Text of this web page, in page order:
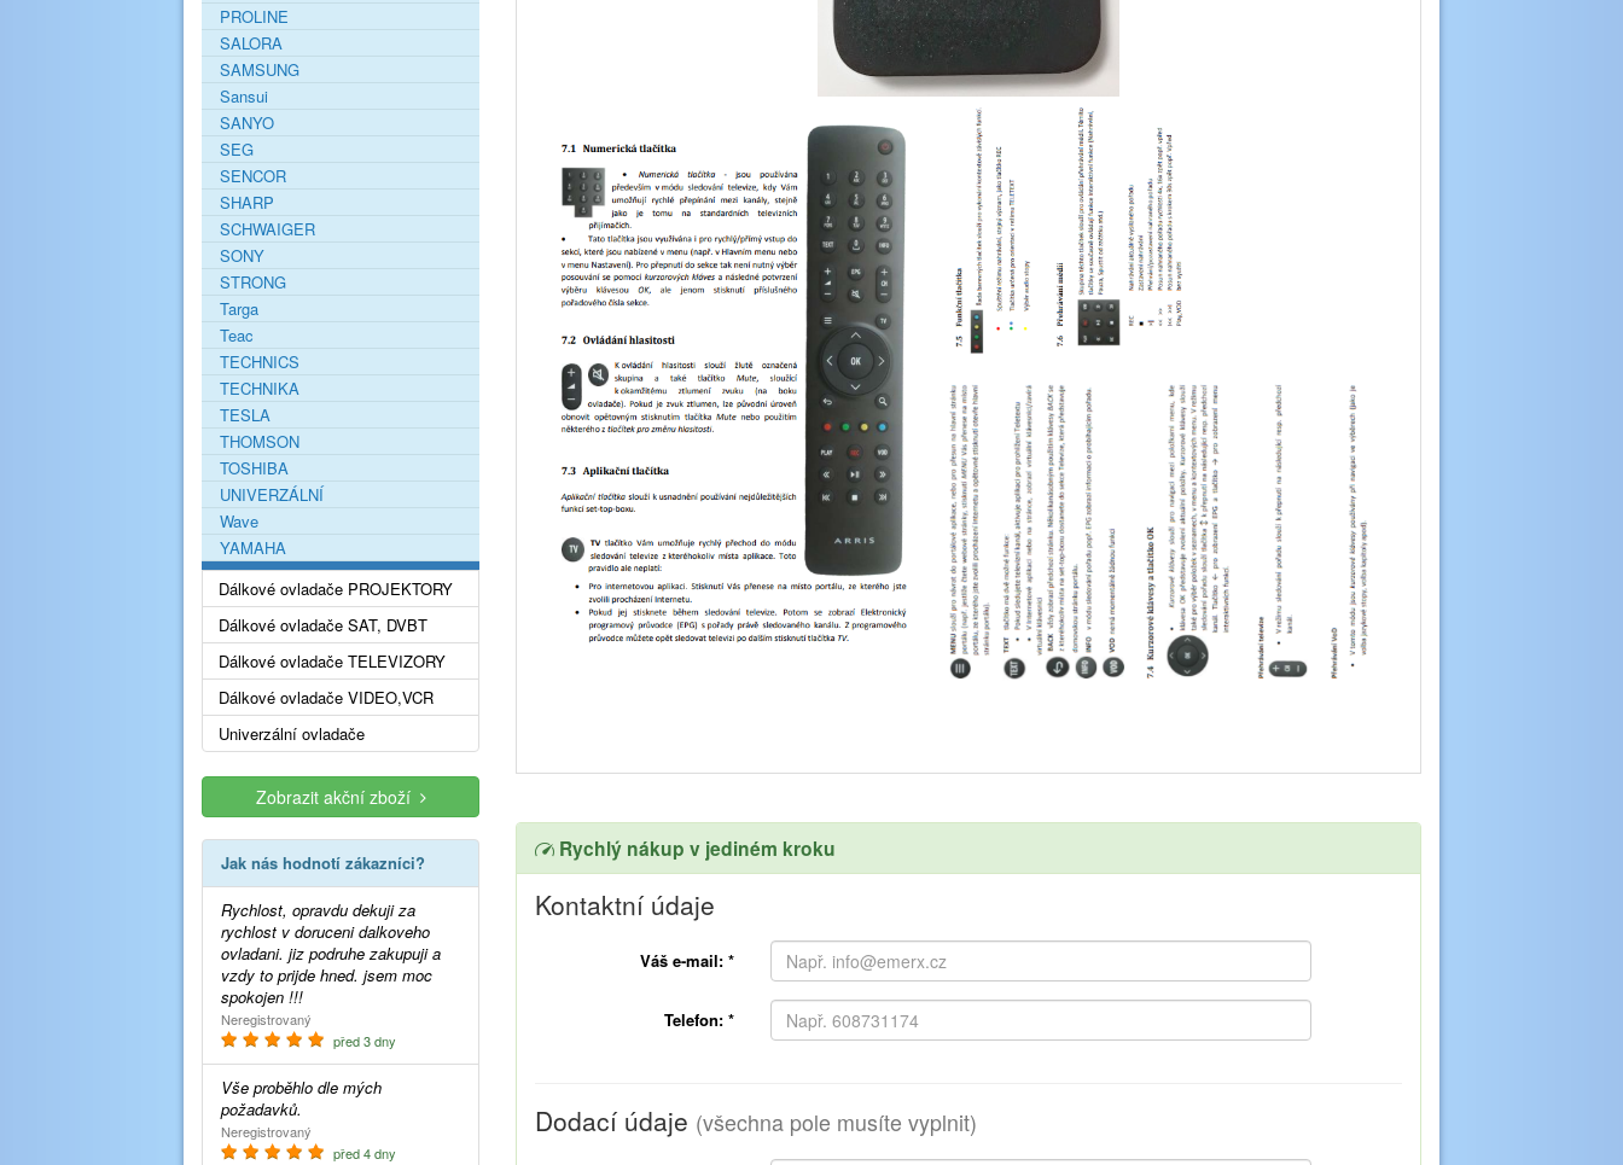
Rychlý nákup v jediném kroku
Kontaktní údaje
Váš e-mail: *
Telefon: *
Dodací údaje (všechna pole musíte vyplnit)
PROLINE
SALORA
SAMSUNG
Sansui
SANYO
SEG
SENCOR
SHARP
SCHWAIGER
SONY
STRONG
Targa
Teac
TECHNICS
TECHNIKA
TESLA
THOMSON
TOSHIBA
UNIVERZÁLNÍ
Wave
YAMAHA
Dálkové ovladače PROJEKTORY
Dálkové ovladače SAT, DVBT
Dálkové ovladače TELEVIZORY
Dálkové ovladače VIDEO,VCR
Univerzální ovladače
Zobrazit akční zboží
Jak nás hodnotí zákazníci?
Rychlost, opravdu dekuji za
rychlost v doruceni dalkoveho
ovladani. jiz podruhe zakupuji a
vzdy to prijde hned. jsem moc
spokojen !!!
Neregistrovaný
před 3 dny
Vše proběhlo dle mých
požadavků.
Neregistrovaný
před 4 dny